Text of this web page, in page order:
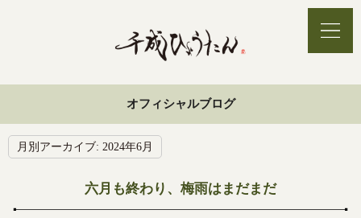
オフィシャルブログ
月別アーカイブ: 2024年6月
六月も終わり、梅雨はまだまだ